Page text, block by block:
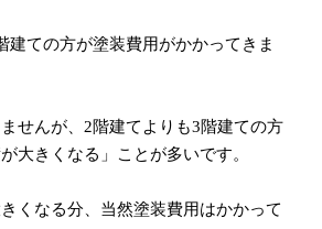
建ての方が塗装費用がかかってきま
せんが、2階建てよりも3階建ての方
大きくなる」ことが多いです。
くなる分、当然塗装費用はかかって